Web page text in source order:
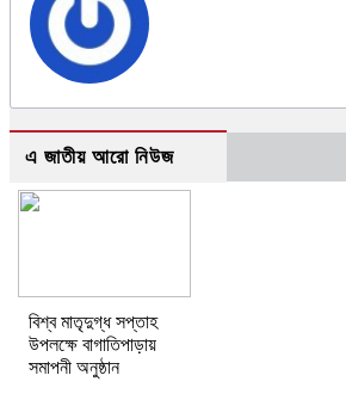
এ জাতীয় আরো নিউজ
বিশ্ব মাতৃদুগ্ধ সপ্তাহ
উপলক্ষে বাগাতিপাড়ায়
সমাপনী অনুষ্ঠান